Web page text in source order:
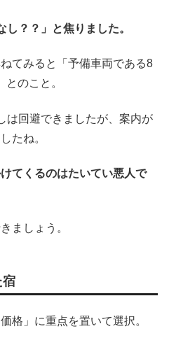
し？？」と焦りました。
てみると「予備車両である8
のこと。
は回避できましたが、案内が
たね。
てくるのはたいてい悪人で
ましょう。
宿
格」に重点を置いて選択。